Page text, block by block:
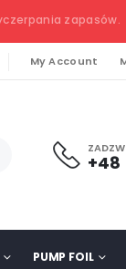
zapasów.
My Account
+48
PUMP FOIL